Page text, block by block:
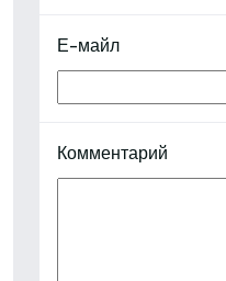
Е-майл
Комментарий